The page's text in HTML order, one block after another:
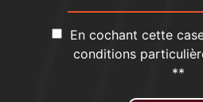
En cochant cette
conditions
**